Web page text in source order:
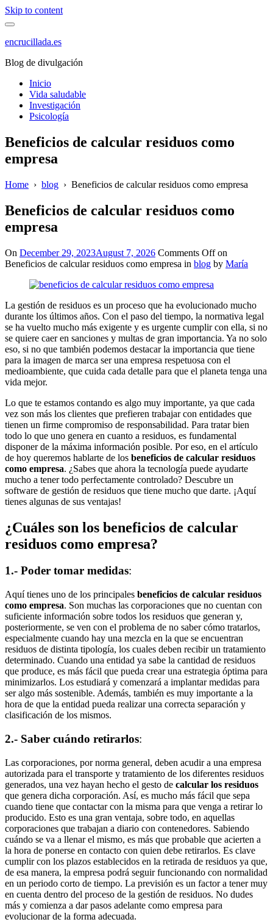
Skip to content
encrucillada.es
Blog de divulgación
Inicio
Vida saludable
Investigación
Psicología
Beneficios de calcular residuos como
empresa
Home › blog › Beneficios de calcular residuos como empresa
Beneficios de calcular residuos como
empresa
On December 29, 2023August 7, 2026 Comments Offon
Beneficios de calcular residuos como empresa in blog by María
La gestión de residuos es un proceso que ha evolucionado mucho
durante los últimos años. Con el paso del tiempo, la normativa legal
se ha vuelto mucho más exigente y es urgente cumplir con ella, si no
se quiere caer en sanciones y multas de gran importancia. Ya no solo
eso, si no que también podemos destacar la importancia que tiene
para la imagen de marca ser una empresa respetuosa con el
medioambiente, que cuida cada detalle para que el planeta tenga una
vida mejor.
Lo que te estamos contando es algo muy importante, ya que cada
vez son más los clientes que prefieren trabajar con entidades que
tienen un firme compromiso de responsabilidad. Para tratar bien
todo lo que uno genera en cuanto a residuos, es fundamental
disponer de la máxima información posible. Por eso, en el artículo
de hoy queremos hablarte de los beneficios de calcular residuos
como empresa. ¿Sabes que ahora la tecnología puede ayudarte
mucho a tener todo perfectamente controlado? Descubre un
software de gestión de residuos que tiene mucho que darte. ¡Aquí
tienes algunas de sus ventajas!
¿Cuáles son los beneficios de calcular
residuos como empresa?
1.- Poder tomar medidas:
Aquí tienes uno de los principales beneficios de calcular residuos
como empresa. Son muchas las corporaciones que no cuentan con
suficiente información sobre todos los residuos que generan y,
posteriormente, se ven con el problema de no saber cómo tratarlos,
especialmente cuando hay una mezcla en la que se encuentran
residuos de distinta tipología, los cuales deben recibir un tratamiento
determinado. Cuando una entidad ya sabe la cantidad de residuos
que produce, es más fácil que pueda crear una estrategia óptima para
minimizarlos. Los estudiará y comenzará a implantar medidas para
ser algo más sostenible. Además, también es muy importante a la
hora de que la entidad pueda realizar una correcta separación y
clasificación de los mismos.
2.- Saber cuándo retirarlos:
Las corporaciones, por norma general, deben acudir a una empresa
autorizada para el transporte y tratamiento de los diferentes residuos
generados, una vez hayan hecho el gesto de calcular los residuos
que genera dicha corporación. Así, es mucho más fácil que sepa
cuando tiene que contactar con la misma para que venga a retirar lo
producido. Esto es una gran ventaja, sobre todo, en aquellas
corporaciones que trabajan a diario con contenedores. Sabiendo
cuándo se va a llenar el mismo, es más que probable que acierten a
la hora de ponerse en contacto con quien debe retirarlos. Es clave
cumplir con los plazos establecidos en la retirada de residuos ya que,
de esa manera, la empresa podrá seguir funcionando con normalidad
en un periodo corto de tiempo. La previsión es un factor a tener muy
en cuenta dentro del proceso de la gestión de residuos. No dudes
más y comienza a dar pasos adelante como empresa para
evolucionar de la forma adecuada.